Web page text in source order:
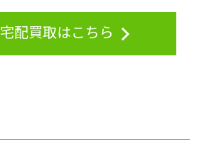
宅配買取はこちら